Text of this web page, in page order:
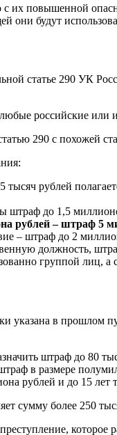
их повышенной
они будут
статье 290 УК
любые российские
290 с похожей
тысяч рублей
штраф до 1,5
рублей – штраф 5
– штраф до 2
должность,
группой лиц,
указана в прошлом
штраф до 80
в размере
рублей и до 15 лет
сумму более 250
которое